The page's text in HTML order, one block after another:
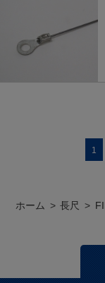
1
ホーム > 長尺 >